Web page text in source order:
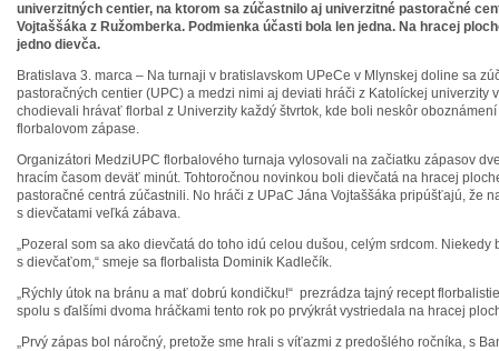
univerzitných centier, na ktorom sa zúčastnilo aj univerzitné pastoračné
Vojtaššáka z Ružomberka. Podmienka účasti bola len jedna. Na hracej
jedno dievča.
Bratislava 3. marca – Na turnaji v bratislavskom UPeCe v Mlynskej doline sa
pastoračných centier (UPC) a medzi nimi aj deviati hráči z Katolíckej univerzity
chodievali hrávať florbal z Univerzity každý štvrtok, kde boli neskôr
florbalovom zápase.
Organizátori MedziUPC florbalového turnaja vylosovali na začiatku zápasov
hracím časom deväť minút. Tohtoročnou novinkou boli dievčatá na hracej
pastoračné centrá zúčastnili. No hráči z UPaC Jána Vojtaššáka pripúšťajú, že
s dievčatami veľká zábava.
„Pozeral som sa ako dievčatá do toho idú celou dušou, celým srdcom.
s dievčaťom,“ smeje sa florbalista Dominik Kadlečík.
„Rýchly útok na bránu a mať dobrú kondičku!“ prezrádza tajný recept
spolu s ďalšími dvoma hráčkami tento rok po prvýkrát vystriedala na hracej
„Prvý zápas bol náročný, pretože sme hrali s víťazmi z predošlého ročníka, s